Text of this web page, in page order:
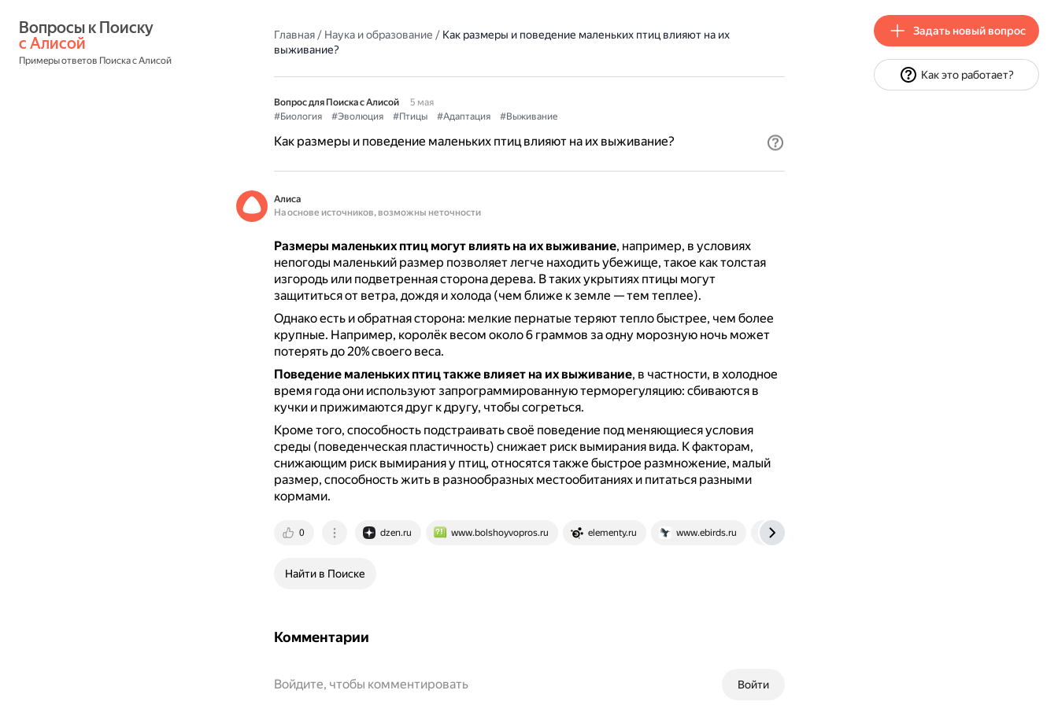
с Алисой
Примеры ответов Поиска с Алисой
Главная/ Наука и образование / Как размеры и поведение маленьких птиц влияют на их
выживание?
Вопрос для Поиска с Алисой
5 мая
#Биология
#Эволюция #Птицы #Адаптация #Выживание
Как размеры и поведение маленьких птиц влияют на их выживание?
Алиса
На основе источников, возможны неточности
Размеры маленьких птиц могут влиять на их выживание, например, в условиях
непогоды маленький размер позволяет легче находить убежище, такое как толстая
изгородь или подветренная сторона дерева. В таких укрытиях птицы могут
защититься от ветра, дождя и холода (чем ближе к земле — тем теплее).
Однако есть и обратная сторона: мелкие пернатые теряют тепло быстрее, чем более
крупные. Например, королёк весом около 6 граммов за одну морозную ночь может
потерять до 20% своего веса.
Поведение маленьких птиц также влияет на их выживание, в частности, в холодное
время года они используют запрограммированную терморегуляцию: сбиваются в
кучки и прижимаются друг к другу, чтобы согреться.
Кроме того, способность подстраивать своё поведение под меняющиеся условия
среды (поведенческая пластичность) снижает риск вымирания вида. К факторам,
снижающим риск вымирания у птиц, относятся также быстрое размножение, малый
размер, способность жить в разнообразных местообитаниях и питаться разными
кормами.
0 dzen.ru www.bolshoyvopros.ru elementy.ru www.ebirds.ru
Найти в Поиске
Комментарии
Войти
Войдите, чтобы комментировать
Задать новый вопрос
Как это работает?